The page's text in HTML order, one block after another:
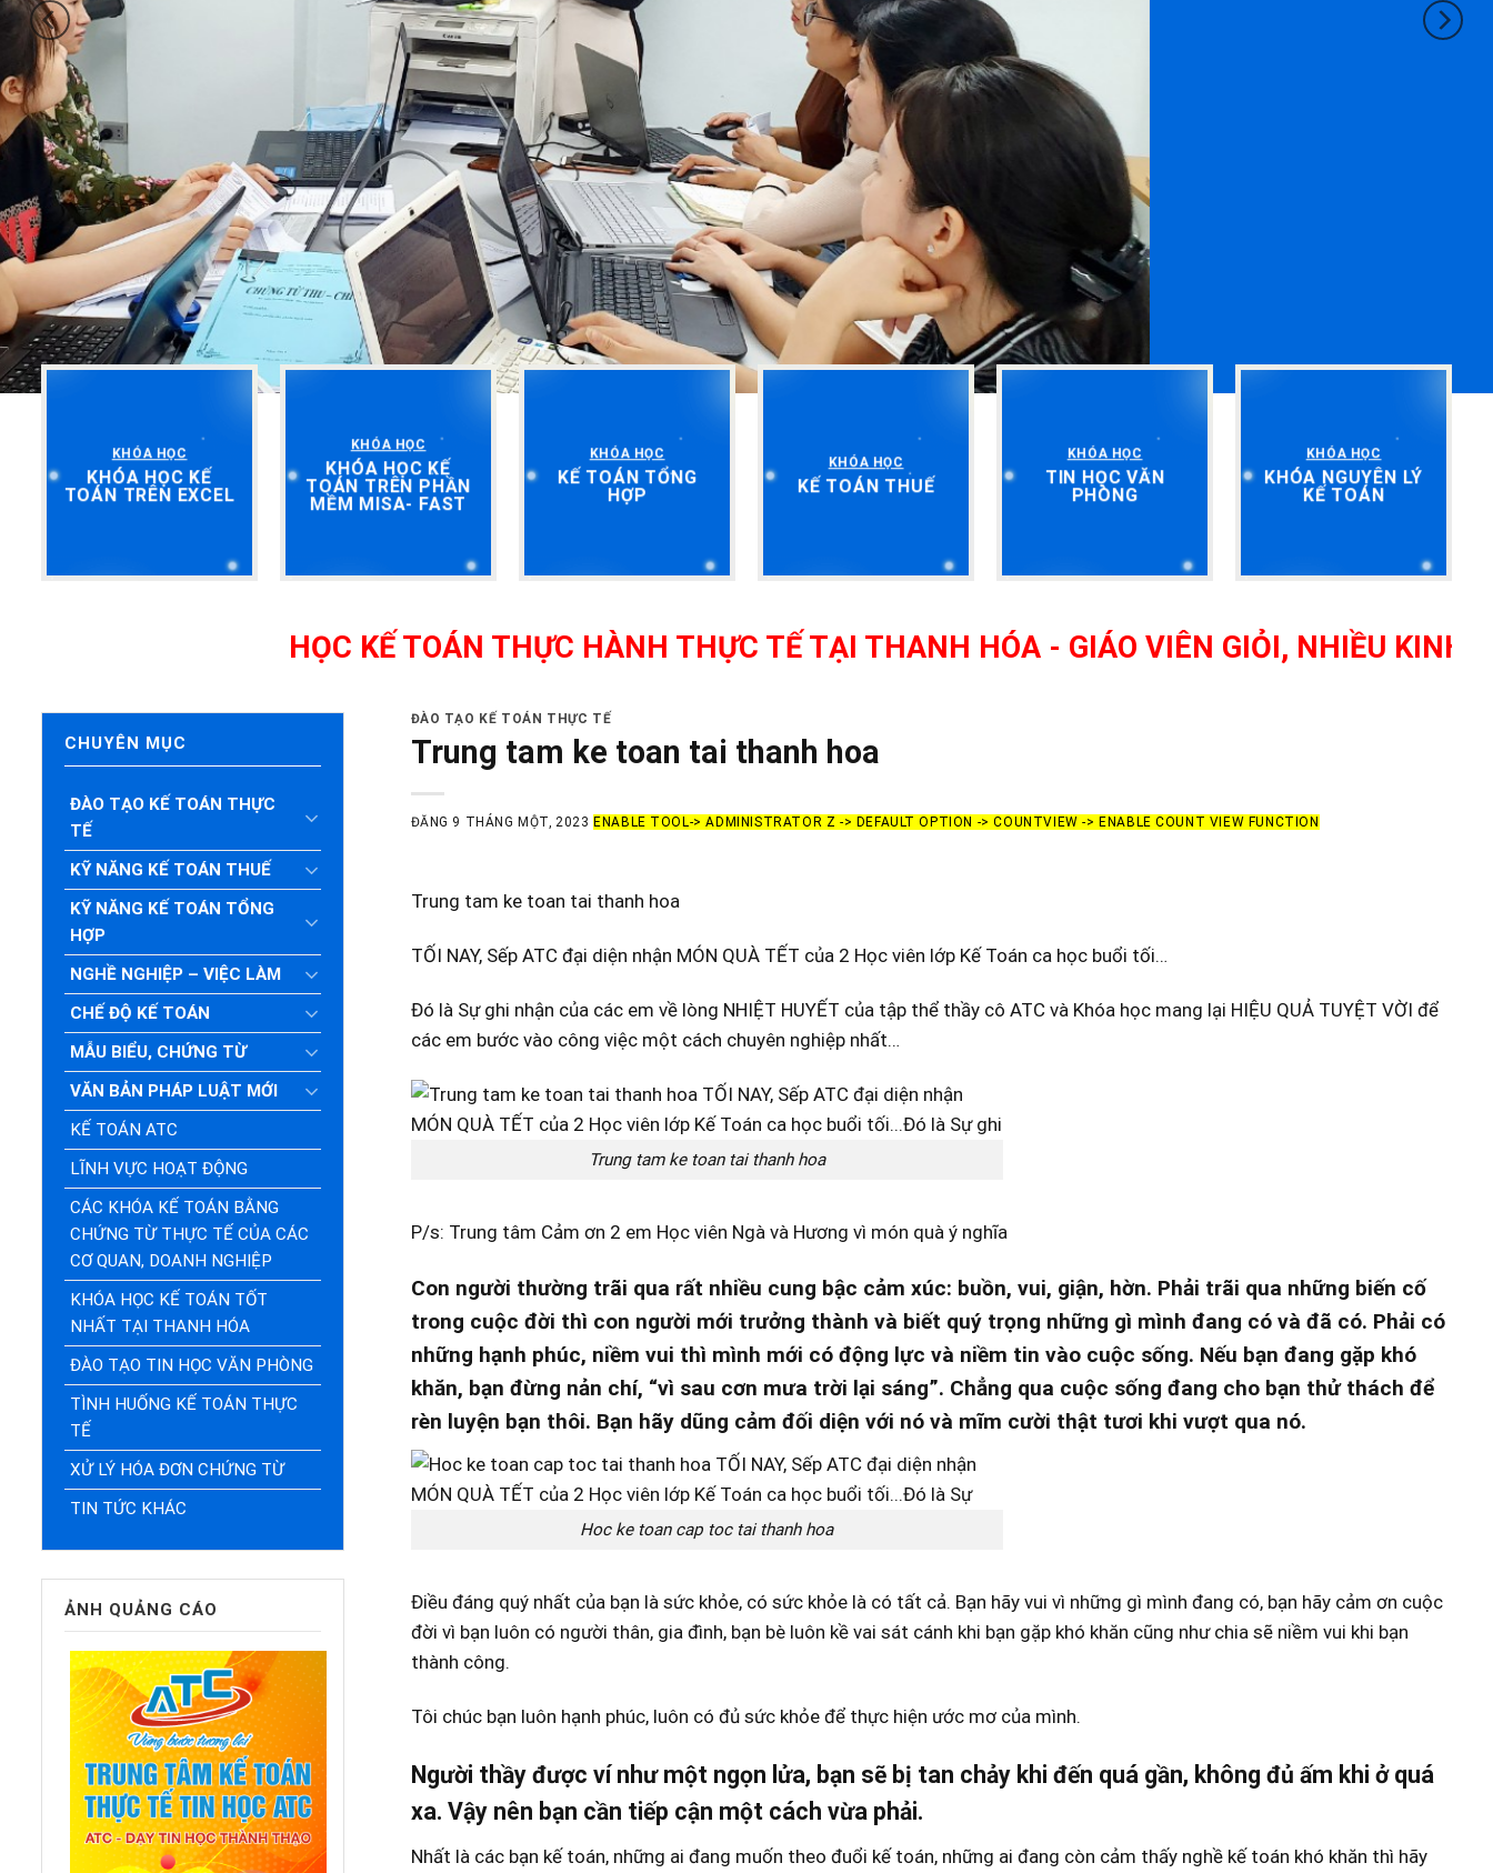
KHÓA HỌC
KHÓA HỌC KẾ
TOÁN TRÊN EXCEL
KHÓA HỌC
KHÓA HỌC KẾ
TOÁN TRÊN PHẦN
MỀM MISA- FAST
KHÓA HỌC
KẾ TOÁN TỔNG
HỢP
KHÓA HỌC
KẾ TOÁN THUẾ
KHÓA HỌC
TIN HỌC VĂN
PHÒNG
KHÓA HỌC
KHÓA NGUYÊN LÝ
KẾ TOÁN
HỌC KẾ TOÁN THỰC HÀNH THỰC TẾ TẠI THANH HÓA - GIÁO VIÊN GIỎI, NHIỀU KINH
CHUYÊN MỤC
ĐÀO TẠO KẾ TOÁN THỰC
TẾ
KỸ NĂNG KẾ TOÁN THUẾ
KỸ NĂNG KẾ TOÁN TỔNG
HỢP
NGHỀ NGHIỆP – VIỆC LÀM
CHẾ ĐỘ KẾ TOÁN
MẪU BIỂU, CHỨNG TỪ
VĂN BẢN PHÁP LUẬT MỚI
KẾ TOÁN ATC
LĨNH VỰC HOẠT ĐỘNG
CÁC KHÓA KẾ TOÁN BẰNG
CHỨNG TỪ THỰC TẾ CỦA CÁC
CƠ QUAN, DOANH NGHIỆP
KHÓA HỌC KẾ TOÁN TỐT
NHẤT TẠI THANH HÓA
ĐÀO TẠO TIN HỌC VĂN PHÒNG
TÌNH HUỐNG KẾ TOÁN THỰC
TẾ
XỬ LÝ HÓA ĐƠN CHỨNG TỪ
TIN TỨC KHÁC
ẢNH QUẢNG CÁO
ĐÀO TẠO KẾ TOÁN THỰC TẾ
Trung tam ke toan tai thanh hoa
ĐĂNG 9 THÁNG MỘT, 2023 ENABLE TOOL-> ADMINISTRATOR Z -> DEFAULT OPTION -> COUNTVIEW -> ENABLE COUNT VIEW FUNCTION
Trung tam ke toan tai thanh hoa
TỐI NAY, Sếp ATC đại diện nhận MÓN QUÀ TẾT của 2 Học viên lớp Kế Toán ca học buổi tối…
Đó là Sự ghi nhận của các em về lòng NHIỆT HUYẾT của tập thể thầy cô ATC và Khóa học mang lại HIỆU QUẢ TUYỆT VỜI để
các em bước vào công việc một cách chuyên nghiệp nhất…
Trung tam ke toan tai thanh hoa
P/s: Trung tâm Cảm ơn 2 em Học viên Ngà và Hương vì món quà ý nghĩa
Con người thường trãi qua rất nhiều cung bậc cảm xúc: buồn, vui, giận, hờn. Phải trãi qua những biến cố
trong cuộc đời thì con người mới trưởng thành và biết quý trọng những gì mình đang có và đã có. Phải có
những hạnh phúc, niềm vui thì mình mới có động lực và niềm tin vào cuộc sống. Nếu bạn đang gặp khó
khăn, bạn đừng nản chí, “vì sau cơn mưa trời lại sáng”. Chẳng qua cuộc sống đang cho bạn thử thách để
rèn luyện bạn thôi. Bạn hãy dũng cảm đối diện với nó và mĩm cười thật tươi khi vượt qua nó.
Hoc ke toan cap toc tai thanh hoa
Điều đáng quý nhất của bạn là sức khỏe, có sức khỏe là có tất cả. Bạn hãy vui vì những gì mình đang có, bạn hãy cảm ơn cuộc
đời vì bạn luôn có người thân, gia đình, bạn bè luôn kề vai sát cánh khi bạn gặp khó khăn cũng như chia sẽ niềm vui khi bạn
thành công.
Tôi chúc bạn luôn hạnh phúc, luôn có đủ sức khỏe để thực hiện ước mơ của mình.
Người thầy được ví như một ngọn lửa, bạn sẽ bị tan chảy khi đến quá gần, không đủ ấm khi ở quá
xa. Vậy nên bạn cần tiếp cận một cách vừa phải.
Nhất là các bạn kế toán, những ai đang muốn theo đuổi kế toán, những ai đang còn cảm thấy nghề kế toán khó khăn thì hãy